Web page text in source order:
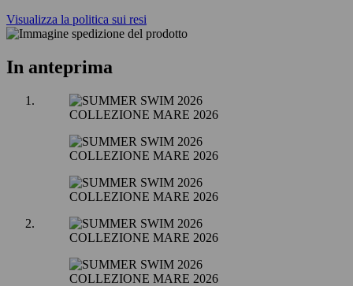
Visualizza la politica sui resi
In anteprima
COLLEZIONE MARE 2026
COLLEZIONE MARE 2026
COLLEZIONE MARE 2026
COLLEZIONE MARE 2026
COLLEZIONE MARE 2026